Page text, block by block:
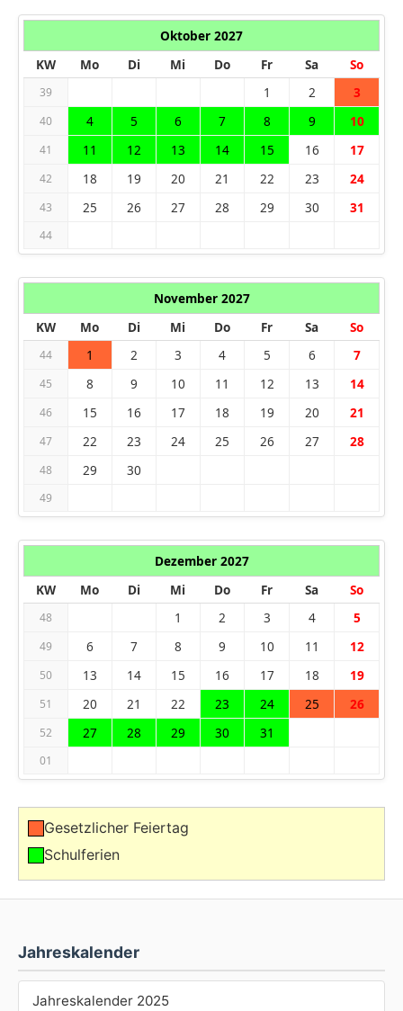
Jahreskalender
Jahreskalender 2025
Oktober 2027
KW
Mo Di Mi Do Fr Sa So
39 1 2 3
40 4 5 6 7 8 9 10
41 11 12 13 14 15 16 17
42 18 19 20 21 22 23 24
43 25 26 27 28 29 30 31
44
November 2027
KW
Mo Di Mi Do Fr Sa So
44 1 2 3 4 5 6 7
45 8 9 10 11 12 13 14
46 15 16 17 18 19 20 21
47 22 23 24 25 26 27 28
48 29 30
49
Dezember 2027
KW
Mo Di Mi Do Fr Sa So
48 1 2 3 4 5
49 6 7 8 9 10 11 12
50 13 14 15 16 17 18 19
51 20 21 22 23 24 25 26
52 27 28 29 30 31
01
Gesetzlicher Feiertag
Schulferien